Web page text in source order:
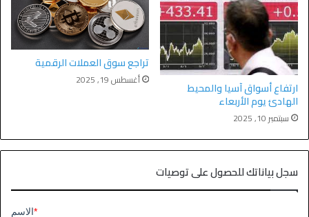
ارتفاع أسواق آسيا والمحيط
الهادئ يوم الأربعاء
سبتمبر 10, 2025
تراجع سوق العملات الرقمية
أغسطس 19, 2025
سجل بياناتك للحصول على توصيات